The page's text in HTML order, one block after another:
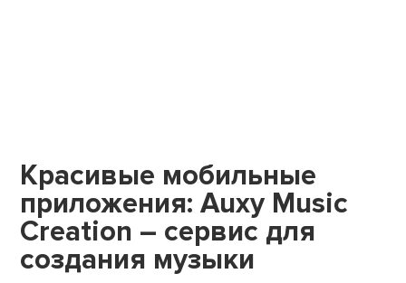
Красивые мобильные
приложения: Auxy Music
Creation – сервис для
создания музыки